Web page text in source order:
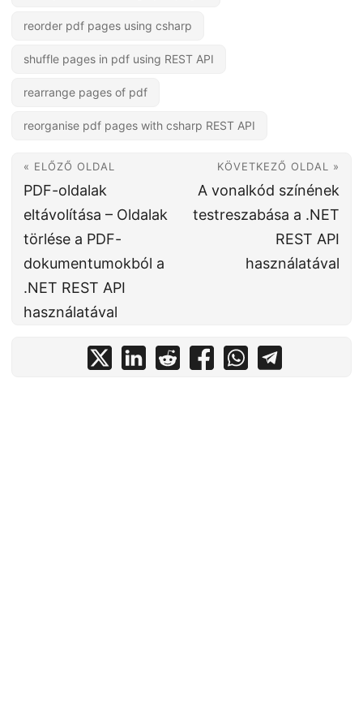
reorder pdf pages using csharp
shuffle pages in pdf using REST API
rearrange pages of pdf
reorganise pdf pages with csharp REST API
« ELŐZŐ OLDAL
PDF-oldalak
eltávolítása – Oldalak
törlése a PDF-
dokumentumokból a
.NET REST API
használatával
KÖVETKEZŐ OLDAL »
A vonalkód színének
testreszabása a .NET
REST API
használatával